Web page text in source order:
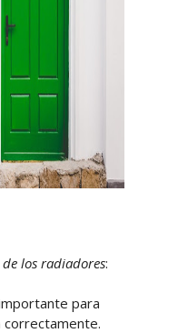
los radiadores:
para
correctamente.